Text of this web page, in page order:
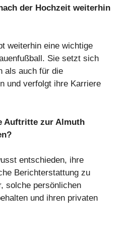
der Hochzeit weiterhin
weiterhin eine wichtige
Sie setzt sich
als auch für die
und verfolgt ihre Karriere
Auftritte zur Almuth
entschieden, ihre
Berichterstattung zu
solche persönlichen
und ihren privaten